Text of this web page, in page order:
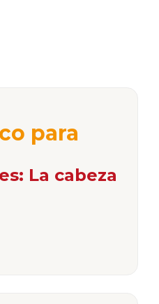
para
La cabeza